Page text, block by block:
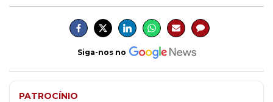
Siga-nos no
PATROCÍNIO